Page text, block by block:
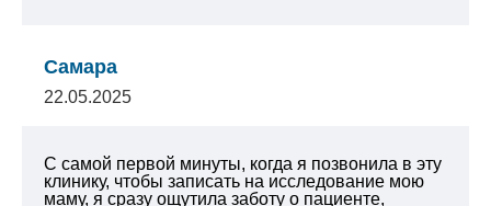
Самара
22.05.2025
С самой первой минуты, когда я позвонила в эту
клинику, чтобы записать на исследование мою
маму, я сразу ощутила заботу о пациенте,